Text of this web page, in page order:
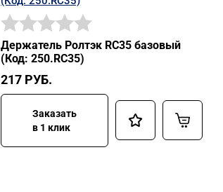
Держатель Ролтэк RC35 базовый
(Код: 250.RC35)
217 РУБ.
Заказать
в 1 клик